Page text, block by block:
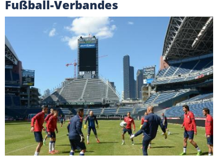
Fußball-Verbandes